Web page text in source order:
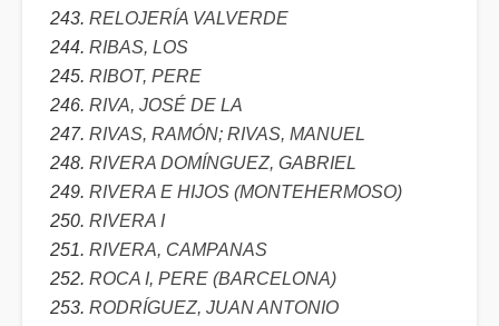
RELOJERÍA VALVERDE
RIBAS, LOS
RIBOT, PERE
RIVA, JOSÉ DE LA
RIVAS, RAMÓN; RIVAS, MANUEL
RIVERA DOMÍNGUEZ, GABRIEL
RIVERA E HIJOS (MONTEHERMOSO)
RIVERA I
RIVERA, CAMPANAS
ROCA I, PERE (BARCELONA)
RODRÍGUEZ, JUAN ANTONIO